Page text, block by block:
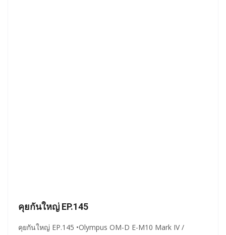
คุยกันใหญ่ EP.145
คุยกันใหญ่ EP.145 •Olympus OM-D E-M10 Mark IV /